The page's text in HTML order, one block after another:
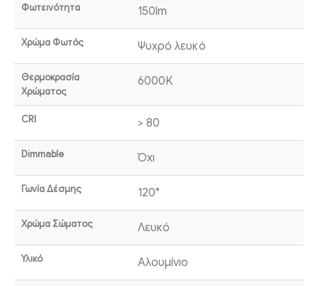
Φωτεινότητα 150lm
Χρώμα Φωτός Ψυχρό λευκό
Θερμοκρασία
Χρώματος
6000K
CRI > 80
Dimmable Όχι
Γωνία Δέσμης 120°
Χρώμα Σώματος Λευκό
Υλικό Αλουμίνιο